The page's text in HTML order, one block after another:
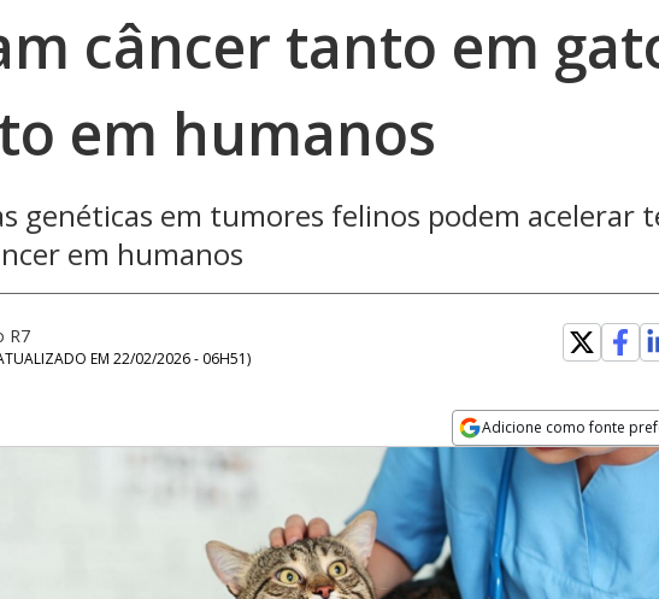
câncer tanto em
em humanos
genéticas em tumores felinos podem acelerar
em humanos
R7
EM 22/02/2026 - 06H51)
Adicione como fonte
Opens in new window